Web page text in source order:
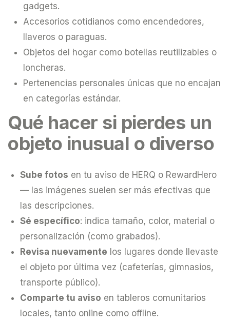
gadgets.
Accesorios cotidianos como encendedores,
llaveros o paraguas.
Objetos del hogar como botellas reutilizables o
loncheras.
Pertenencias personales únicas que no encajan
en categorías estándar.
Qué hacer si pierdes un
objeto inusual o diverso
Sube fotos en tu aviso de HERQ o RewardHero
— las imágenes suelen ser más efectivas que
las descripciones.
Sé específico: indica tamaño, color, material o
personalización (como grabados).
Revisa nuevamente los lugares donde llevaste
el objeto por última vez (cafeterías, gimnasios,
transporte público).
Comparte tu aviso en tableros comunitarios
locales, tanto online como offline.